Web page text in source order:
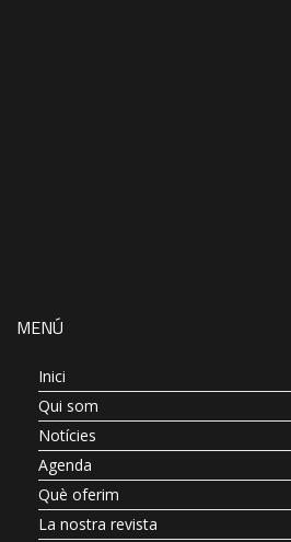
MENÚ
Inici
Qui som
Notícies
Agenda
Què oferim
La nostra revista